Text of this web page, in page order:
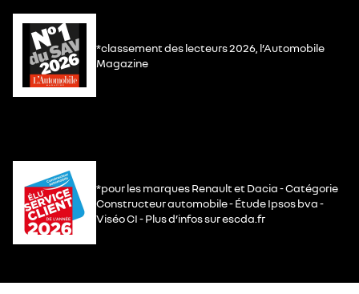
*classement des lecteurs 2026, l’Automobile
Magazine
*pour les marques Renault et Dacia - Catégorie
Constructeur automobile - Étude Ipsos bva -
Viséo CI - Plus d’infos sur escda.fr